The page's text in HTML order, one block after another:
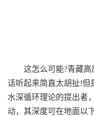
这怎么可能?青藏高原
话听起来简直太胡扯!但
水深循环理论的提出者
动，其深度可在地面以